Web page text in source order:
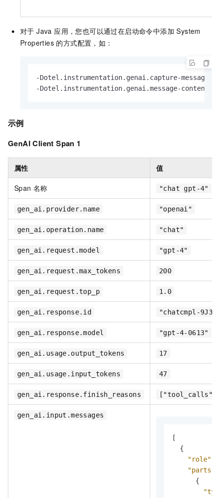
对于 Java 应用，您也可以通过在启动命令中添加 System
Properties 的方式配置，如：
-Dotel.instrumentation.genai.capture-message-
-Dotel.instrumentation.genai.message-
示例
GenAI Client Span 1
属性 值
Span 名称 "chat gpt-4"
gen_ai.provider.name "openai"
gen_ai.operation.name "chat"
gen_ai.request.model "gpt-4"
gen_ai.request.max_tokens 200
gen_ai.request.top_p 1.0
gen_ai.response.id "chatcmpl-
gen_ai.response.model "gpt-4-0613"
gen_ai.usage.output_tokens 17
gen_ai.usage.input_tokens 47
gen_ai.response.finish_reasons ["tool_calls"]
gen_ai.input.messages
[
{
"role"
"parts"
{